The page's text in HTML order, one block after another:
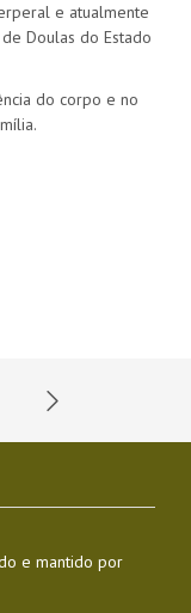
e atualmente
Doulas do Estado
do corpo e no
e mantido por